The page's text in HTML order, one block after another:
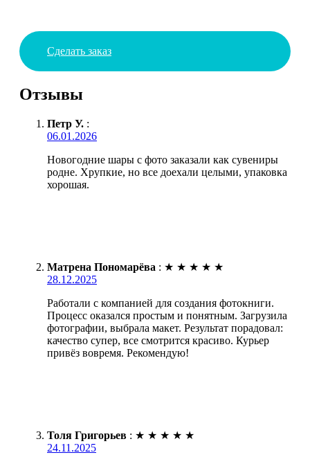
Сделать заказ
Отзывы
Петр У. :
06.01.2026
Новогодние шары с фото заказали как сувениры
родне. Хрупкие, но все доехали целыми, упаковка
хорошая.
Матрена Пономарёва : ★ ★ ★ ★ ★
28.12.2025
Работали с компанией для создания фотокниги.
Процесс оказался простым и понятным. Загрузила
фотографии, выбрала макет. Результат порадовал:
качество супер, все смотрится красиво. Курьер
привёз вовремя. Рекомендую!
Толя Григорьев : ★ ★ ★ ★ ★
24.11.2025